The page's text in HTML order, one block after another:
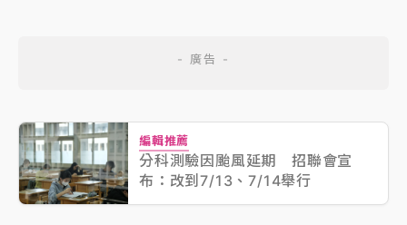
編輯推薦
分科測驗因颱風延期 招聯會宣
布：改到7/13、7/14舉行